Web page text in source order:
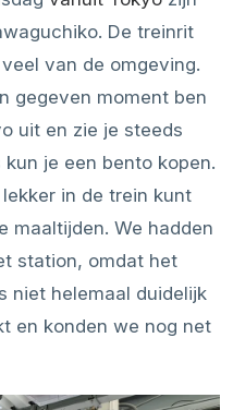
De treinrit
van de omgeving.
gegeven moment ben
uit en zie je steeds
je een bento kopen.
in de trein kunt
maaltijden. We hadden
station, omdat het
niet helemaal duidelijk
en konden we nog net